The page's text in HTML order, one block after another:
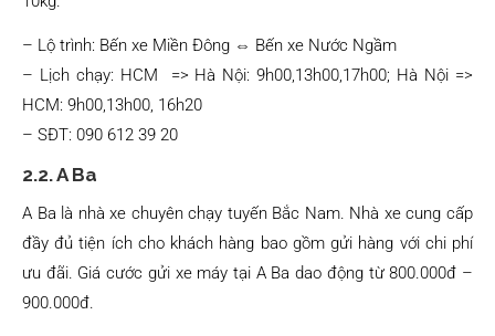
– Lộ trình: Bến xe Miền Đông ⇔ Bến xe Nước Ngầm
– Lịch chạy: HCM => Hà Nội: 9h00,13h00,17h00; Hà Nội =>
HCM: 9h00,13h00, 16h20
– SĐT: 090 612 39 20
2.2. A Ba
A Ba là nhà xe chuyên chạy tuyến Bắc Nam. Nhà xe cung cấp
đầy đủ tiện ích cho khách hàng bao gồm gửi hàng với chi phí
ưu đãi. Giá cước gửi xe máy tại A Ba dao động từ 800.000đ –
900.000đ.